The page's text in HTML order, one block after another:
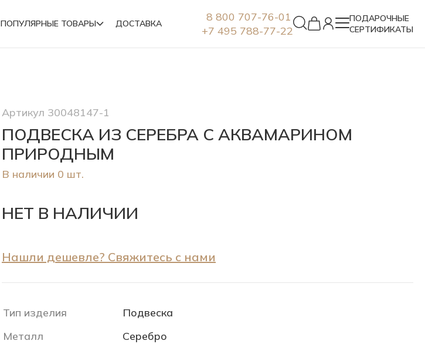
ПОПУЛЯРНЫЕ ТОВАРЫ ДОСТАВКА
8 800 707-76-01
+7 495 788-77-22
ПОДАРОЧНЫЕ
СЕРТИФИКАТЫ
Броши
Артикул 30048147-1
ПОДВЕСКА ИЗ СЕРЕБРА С АКВАМАРИНОМ
ПРИРОДНЫМ
В наличии 0 шт.
НЕТ В НАЛИЧИИ
Нашли дешевле? Свяжитесь с нами
Тип изделия
Подвеска
Металл
Серебро